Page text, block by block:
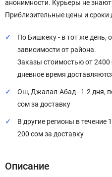
анонимности. Курьеры не
Приблизительные цены и сроки
По Бишкеку - в тот же день,
зависимости от района.
Заказы стоимостью от 2400
дневное время
Ош, Джалал-Абад - 1-2 дня,
сом за доставку
В другие регионы в течение
200 сом за доставку
Описание